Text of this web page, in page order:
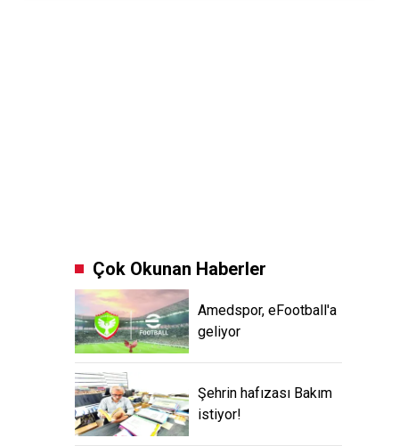
Çok Okunan Haberler
Amedspor, eFootball'a
geliyor
Şehrin hafızası Bakım
istiyor!